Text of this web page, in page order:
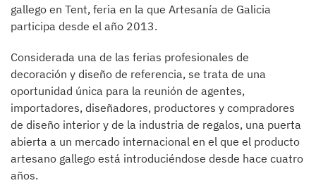
gallego en Tent, feria en la que Artesanía de Galicia
participa desde el año 2013.
Considerada una de las ferias profesionales de
decoración y diseño de referencia, se trata de una
oportunidad única para la reunión de agentes,
importadores, diseñadores, productores y compradores
de diseño interior y de la industria de regalos, una puerta
abierta a un mercado internacional en el que el producto
artesano gallego está introduciéndose desde hace cuatro
años.